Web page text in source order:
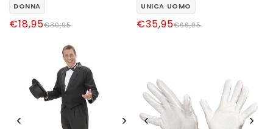
DONNA
Prezzo€30,95
Prezzo
€18,95
UNICA UOMO
Prezzo€66,95
Prezzo
€35,95
‹ › ‹ ›